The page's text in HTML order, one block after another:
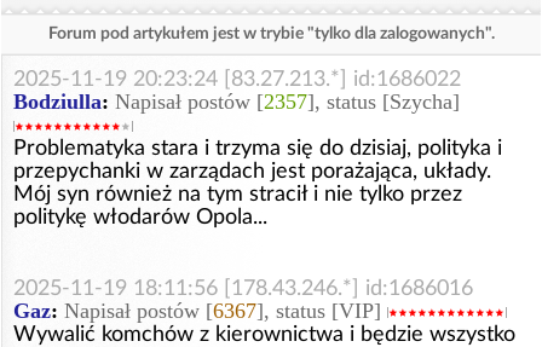
Forum pod artykułem jest w trybie "tylko dla zalogowanych".
2025-11-19 20:23:24 [83.27.213.*] id:1686022
Bodziulla: Napisał postów [2357], status [Szycha]
Problematyka stara i trzyma się do dzisiaj, polityka i
przepychanki w zarządach jest porażająca, układy.
Mój syn również na tym stracił i nie tylko przez
politykę włodarów Opola...
2025-11-19 18:11:56 [178.43.246.*] id:1686016
Gaz: Napisał postów [6367], status [VIP]
Wywalić komchów z kierownictwa i będzie wszystko